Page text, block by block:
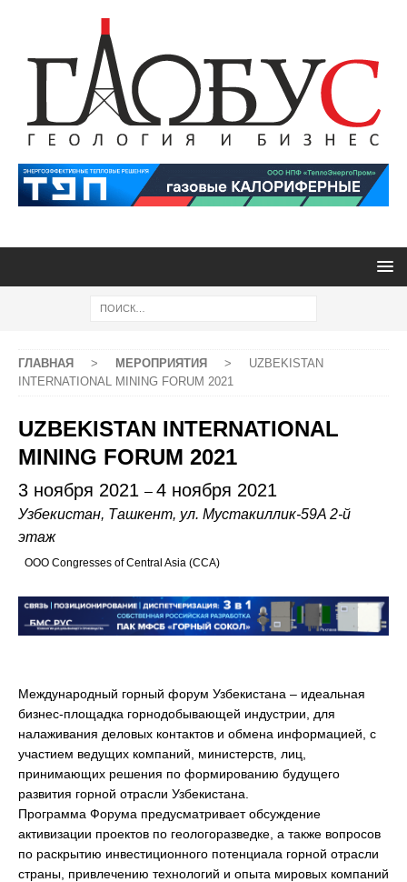
ГЛАВНАЯ > МЕРОПРИЯТИЯ >
UZBEKISTAN
INTERNATIONAL MINING FORUM 2021
UZBEKISTAN INTERNATIONAL
MINING FORUM 2021
3 ноября 2021 – 4 ноября 2021
Узбекистан, Ташкент, ул. Мустакиллик-59A 2-й
этаж
ООО Congresses of Central Asia (ССА)
Международный горный форум Узбекистана – идеальная
бизнес-площадка горнодобывающей индустрии, для
налаживания деловых контактов и обмена информацией, с
участием ведущих компаний, министерств, лиц,
принимающих решения по формированию будущего
развития горной отрасли Узбекистана.
Программа Форума предусматривает обсуждение
активизации проектов по геологоразведке, а также вопросов
по раскрытию инвестиционного потенциала горной отрасли
страны, привлечению технологий и опыта мировых компаний